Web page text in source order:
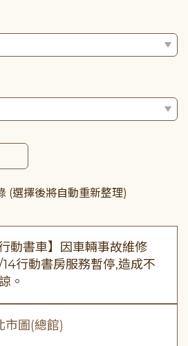
(選擇後將自動重新整理)
動書車】因車輛事故維修
行動書房服務暫停,造成不
。
市圖(總館)